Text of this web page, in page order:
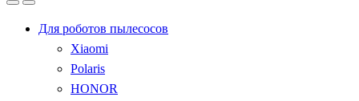
Для роботов пылесосов
Xiaomi
Polaris
HONOR